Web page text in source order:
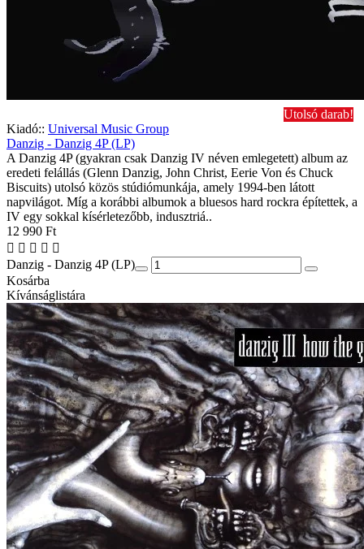
Utolsó darab!
Kiadó:: Universal Music Group
Danzig - Danzig 4P (LP)
A Danzig 4P (gyakran csak Danzig IV néven emlegetett) album az
eredeti felállás (Glenn Danzig, John Christ, Eerie Von és Chuck
Biscuits) utolsó közös stúdiómunkája, amely 1994-ben látott
napvilágot. Míg a korábbi albumok a bluesos hard rockra építettek, a
IV egy sokkal kísérletezőbb, indusztriá..
12 990 Ft
Danzig - Danzig 4P (LP)
Kosárba
Kívánságlistára